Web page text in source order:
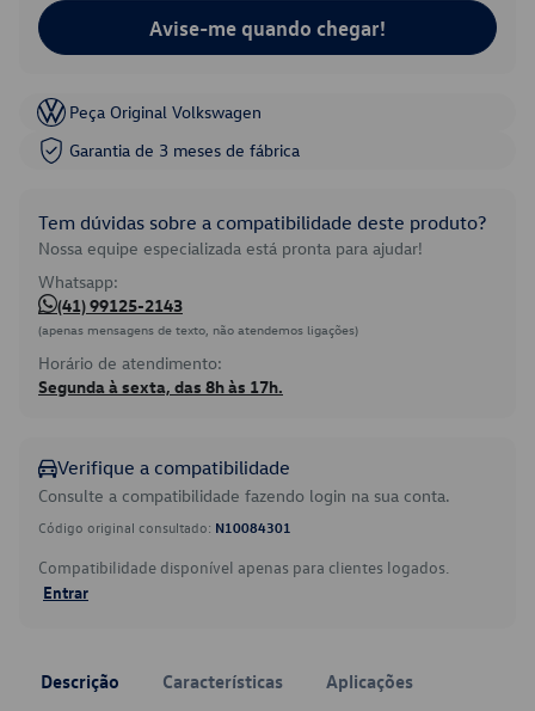
Avise-me quando chegar!
Peça Original Volkswagen
Garantia de 3 meses de fábrica
Tem dúvidas sobre a compatibilidade deste produto?
Nossa equipe especializada está pronta para ajudar!
Whatsapp:
(41) 99125-2143
(apenas mensagens de texto, não atendemos ligações)
Horário de atendimento:
Segunda à sexta, das 8h às 17h.
Verifique a compatibilidade
Consulte a compatibilidade fazendo login na sua conta.
Código original consultado: N10084301
Compatibilidade disponível apenas para clientes logados.
Entrar
Descrição Características Aplicações